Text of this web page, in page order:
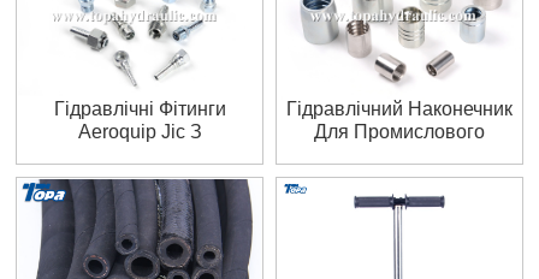
Гідравлічні Фітинги
Aeroquip Jic З
Гідравлічний Наконечник
Для Промислового